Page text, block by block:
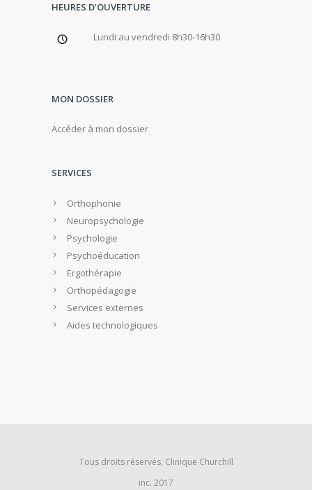
HEURES D’OUVERTURE
Lundi au vendredi 8h30-16h30
MON DOSSIER
Accéder à mon dossier
SERVICES
Orthophonie
Neuropsychologie
Psychologie
Psychoéducation
Ergothérapie
Orthopédagogie
Services externes
Aides technologiques
Tous droits réservés, Clinique Churchill
inc. 2017